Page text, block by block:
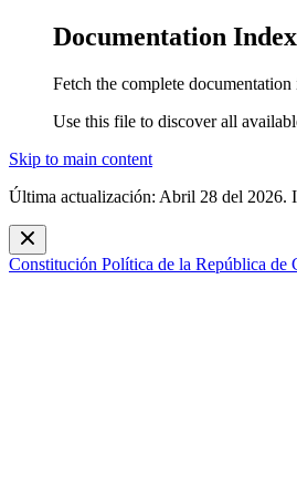
Documentation Index
Fetch the complete documentation
Use this file to discover all
Skip to main content
Última actualización: Abril 28 del 2026.
Constitución Política de la República de